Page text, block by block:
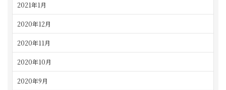
2021年1月
2020年12月
2020年11月
2020年10月
2020年9月